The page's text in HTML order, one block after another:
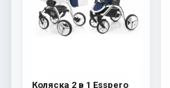
Коляска 2 в 1 Esspero